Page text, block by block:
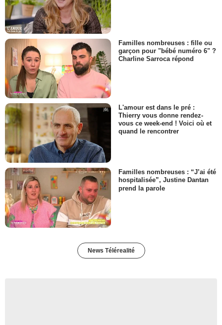
Familles nombreuses : fille ou
garçon pour "bébé numéro 6" ?
Charline Sarroca répond
L'amour est dans le pré :
Thierry vous donne rendez-
vous ce week-end ! Voici où et
quand le rencontrer
Familles nombreuses : “J’ai été
hospitalisée”, Justine Dantan
prend la parole
News Télérealité